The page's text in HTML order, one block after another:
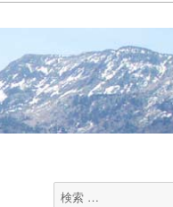
検